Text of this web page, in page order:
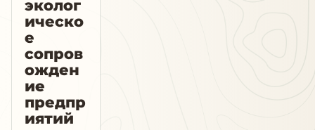
эколог
ическо
е
сопров
ожден
ие
предпр
иятий